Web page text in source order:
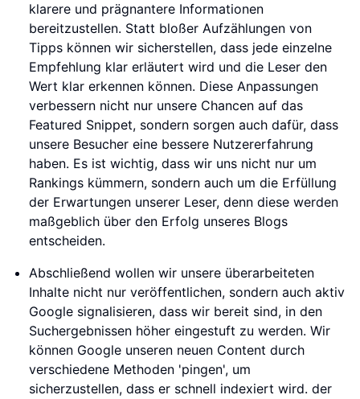
klarere und prägnantere Informationen
bereitzustellen. Statt bloßer Aufzählungen von
Tipps können wir sicherstellen, dass jede einzelne
Empfehlung klar erläutert wird und die Leser den
Wert klar erkennen können. Diese Anpassungen
verbessern nicht nur unsere Chancen auf das
Featured Snippet, sondern sorgen auch dafür, dass
unsere Besucher eine bessere Nutzererfahrung
haben. Es ist wichtig, dass wir uns nicht nur um
Rankings kümmern, sondern auch um die Erfüllung
der Erwartungen unserer Leser, denn diese werden
maßgeblich über den Erfolg unseres Blogs
entscheiden.
Abschließend wollen wir unsere überarbeiteten
Inhalte nicht nur veröffentlichen, sondern auch aktiv
Google signalisieren, dass wir bereit sind, in den
Suchergebnissen höher eingestuft zu werden. Wir
können Google unseren neuen Content durch
verschiedene Methoden 'pingen', um
sicherzustellen, dass er schnell indexiert wird. der